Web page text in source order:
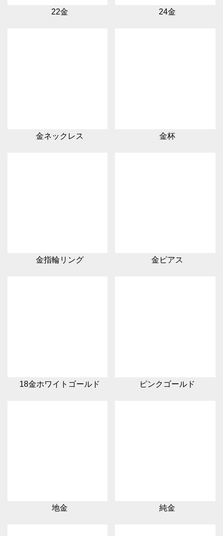
22金 24金
金ネックレス 金杯
金指輪リング 金ピアス
18金ホワイトゴールド ピンクゴールド
地金 純金